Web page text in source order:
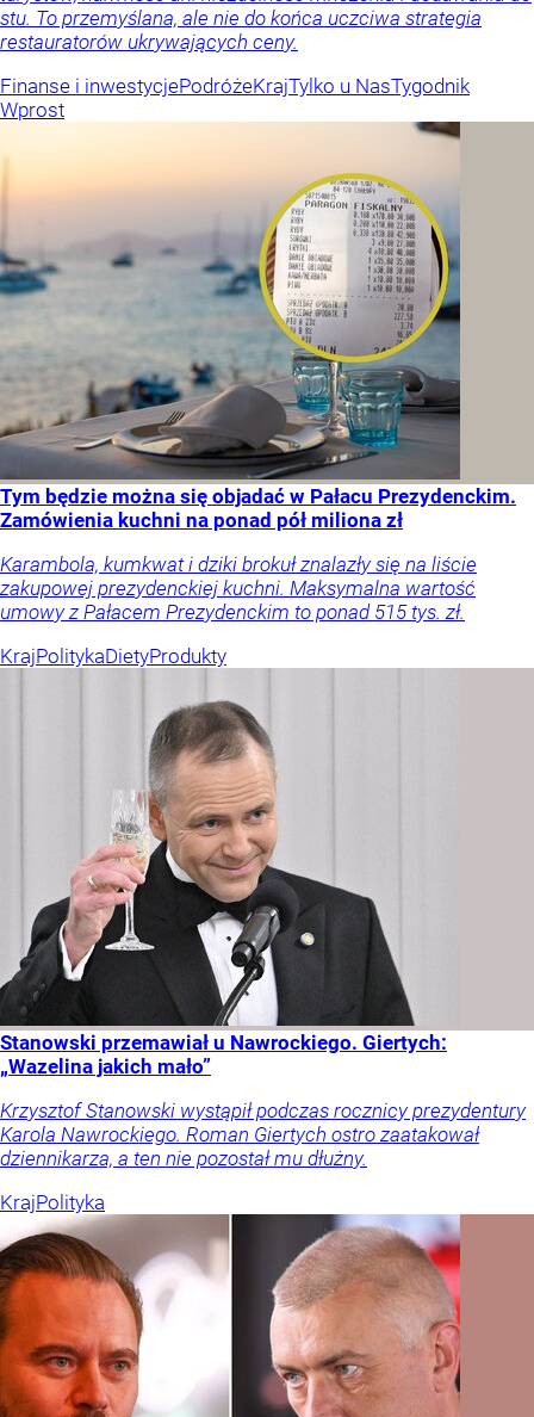
stu. To przemyślana, ale nie do końca uczciwa strategia
restauratorów ukrywających ceny.
Finanse i inwestycjePodróżeKrajTylko u NasTygodnik
Wprost
Tym będzie można się objadać w Pałacu Prezydenckim.
Zamówienia kuchni na ponad pół miliona zł
Karambola, kumkwat i dziki brokuł znalazły się na liście
zakupowej prezydenckiej kuchni. Maksymalna wartość
umowy z Pałacem Prezydenckim to ponad 515 tys. zł.
KrajPolitykaDietyProdukty
Stanowski przemawiał u Nawrockiego. Giertych:
„Wazelina jakich mało”
Krzysztof Stanowski wystąpił podczas rocznicy prezydentury
Karola Nawrockiego. Roman Giertych ostro zaatakował
dziennikarza, a ten nie pozostał mu dłużny.
KrajPolityka